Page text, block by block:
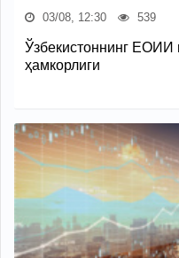
03/08, 12:30 539
Ўзбекистоннинг ЕОИИ
ҳамкорлиги